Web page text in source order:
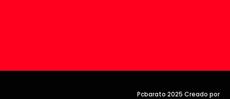
Pcbarato 2025 Creado por